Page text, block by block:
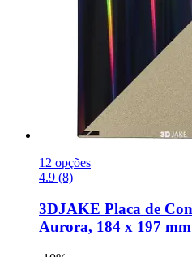
12 opções
4.9 (8)
3DJAKE Placa de
Aurora, 184 x 197 mm